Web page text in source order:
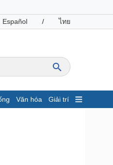
Español / ไทย
Văn hóa Giải trí